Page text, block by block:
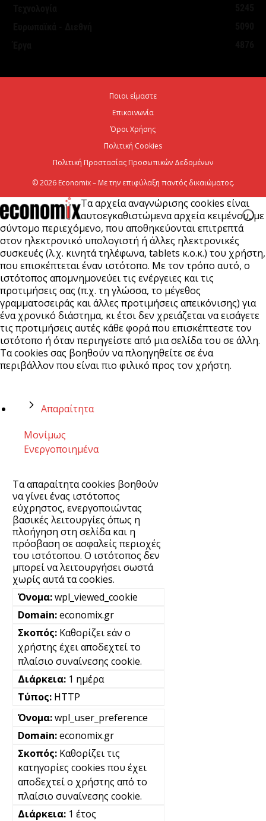
Ποιοι είμαστε
Επικοινωνία
Όροι Χρήσης
Πολιτική Cookies
Πολιτική Προστασίας Προσωπικών Δεδομένων
© 2026 Economix – Με την επιφύλαξη παντός δικαιώματος.
Τα αρχεία αναγνώρισης cookies είναι
αυτοεγκαθιστώμενα αρχεία κειμένου, με
σύντομο περιεχόμενο, που αποθηκεύονται επιτρεπτά
στον ηλεκτρονικό υπολογιστή ή άλλες ηλεκτρονικές
συσκευές (λ.χ. κινητά τηλέφωνα, tablets κ.ο.κ.) του χρήστη,
που επισκέπτεται έναν ιστότοπο. Με τον τρόπο αυτό, ο
ιστότοπος απομνημονεύει τις ενέργειες και τις
προτιμήσεις σας (π.χ. τη γλώσσα, το μέγεθος
γραμματοσειράς και άλλες προτιμήσεις απεικόνισης) για
ένα χρονικό διάστημα, κι έτσι δεν χρειάζεται να εισάγετε
τις προτιμήσεις αυτές κάθε φορά που επισκέπτεστε τον
ιστότοπο ή όταν περιηγείστε από μια σελίδα του σε άλλη.
Τα cookies σας βοηθούν να πλοηγηθείτε σε ένα
περιβάλλον που είναι πιο φιλικό προς τον χρήστη.
Απαραίτητα
Μονίμως
Ενεργοποιημένα
Τα απαραίτητα cookies βοηθούν
να γίνει ένας ιστότοπος
εύχρηστος, ενεργοποιώντας
βασικές λειτουργίες όπως η
πλοήγηση στη σελίδα και η
πρόσβαση σε ασφαλείς περιοχές
του ιστότοπου. Ο ιστότοπος δεν
μπορεί να λειτουργήσει σωστά
χωρίς αυτά τα cookies.
wpl_viewed_cookie
economix.gr
Καθορίζει εάν ο
χρήστης έχει αποδεχτεί το
πλαίσιο συναίνεσης cookie.
1 ημέρα
HTTP
wpl_user_preference
economix.gr
Καθορίζει τις
κατηγορίες cookies που έχει
αποδεχτεί ο χρήστης από το
πλαίσιο συναίνεσης cookie.
1 έτος